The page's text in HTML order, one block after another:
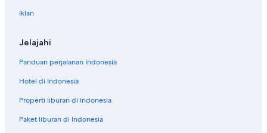
Iklan
Jelajahi
Panduan perjalanan Indonesia
Hotel di Indonesia
Properti liburan di Indonesia
Paket liburan di Indonesia